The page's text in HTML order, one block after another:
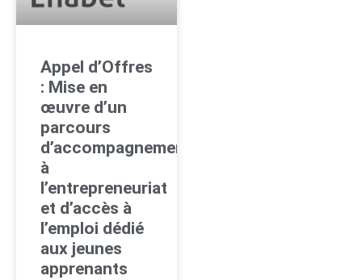
Appel d’Offres
: Mise en
œuvre d’un
parcours
d’accompagnement
à
l’entrepreneuriat
et d’accès à
l’emploi dédié
aux jeunes
apprenants